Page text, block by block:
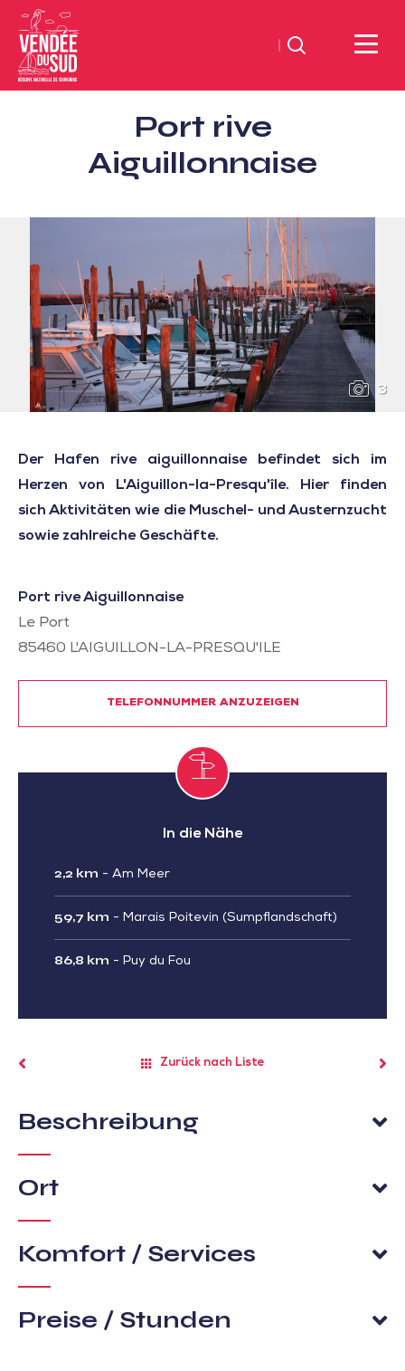
Sud
TourismusSüd
Küste
Suchen
Port rive
Aiguillonnaise
3
Der Hafen rive aiguillonnaise befindet sich im
Herzen von L'Aiguillon-la-Presqu'île. Hier finden
sich Aktivitäten wie die Muschel- und Austernzucht
sowie zahlreiche Geschäfte.
Port rive Aiguillonnaise
Le Port
85460 L'AIGUILLON-LA-PRESQU'ILE
TELEFONNUMMER ANZUZEIGEN
In die Nähe
2,2 km - Am Meer
59,7 km - Marais Poitevin (Sumpflandschaft)
86,8 km - Puy du Fou
Zurück nach Liste
Beschreibung
Ort
Komfort / Services
Preise / Stunden